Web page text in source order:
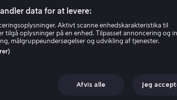
Simien
data for at levere:
Aktivt scanne enhedskarakteristika til
tilgå oplysninger på en enhed. Tilpasset annoncering og
målgruppeundersøgelser og udvikling af tjenester.
Afvis alle Jeg